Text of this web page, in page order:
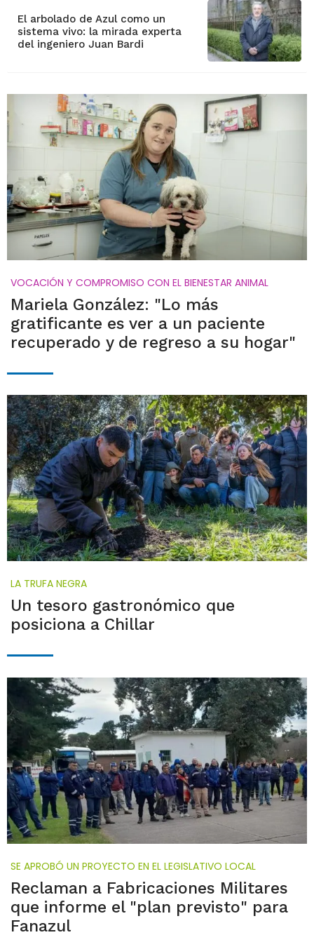
El arbolado de Azul como un
sistema vivo: la mirada experta
del ingeniero Juan Bardi
VOCACIÓN Y COMPROMISO CON EL BIENESTAR ANIMAL
Mariela González: "Lo más
gratificante es ver a un paciente
recuperado y de regreso a su hogar"
LA TRUFA NEGRA
Un tesoro gastronómico que
posiciona a Chillar
SE APROBÓ UN PROYECTO EN EL LEGISLATIVO LOCAL
Reclaman a Fabricaciones Militares
que informe el "plan previsto" para
Fanazul